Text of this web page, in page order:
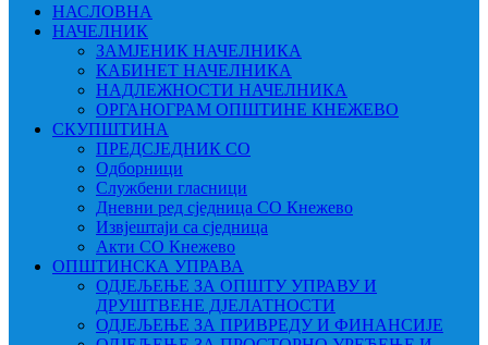
НАСЛОВНА
НАЧЕЛНИК
ЗАМЈЕНИК НАЧЕЛНИКА
КАБИНЕТ НАЧЕЛНИКА
НАДЛЕЖНОСТИ НАЧЕЛНИКА
ОРГАНОГРАМ ОПШТИНЕ КНЕЖЕВО
СКУПШТИНА
ПРЕДСЈЕДНИК СО
Одборници
Службени гласници
Дневни ред сједница СО Кнежево
Извјештаји са сједница
Акти СО Кнежево
ОПШТИНСКА УПРАВА
ОДЈЕЉЕЊЕ ЗА ОПШТУ УПРАВУ И
ДРУШТВЕНЕ ДЈЕЛАТНОСТИ
ОДЈЕЉЕЊЕ ЗА ПРИВРЕДУ И ФИНАНСИЈЕ